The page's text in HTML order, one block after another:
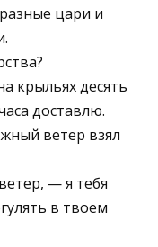
цари и
крыльях десять
доставлю.
ветер взял
— я тебя
в твоем